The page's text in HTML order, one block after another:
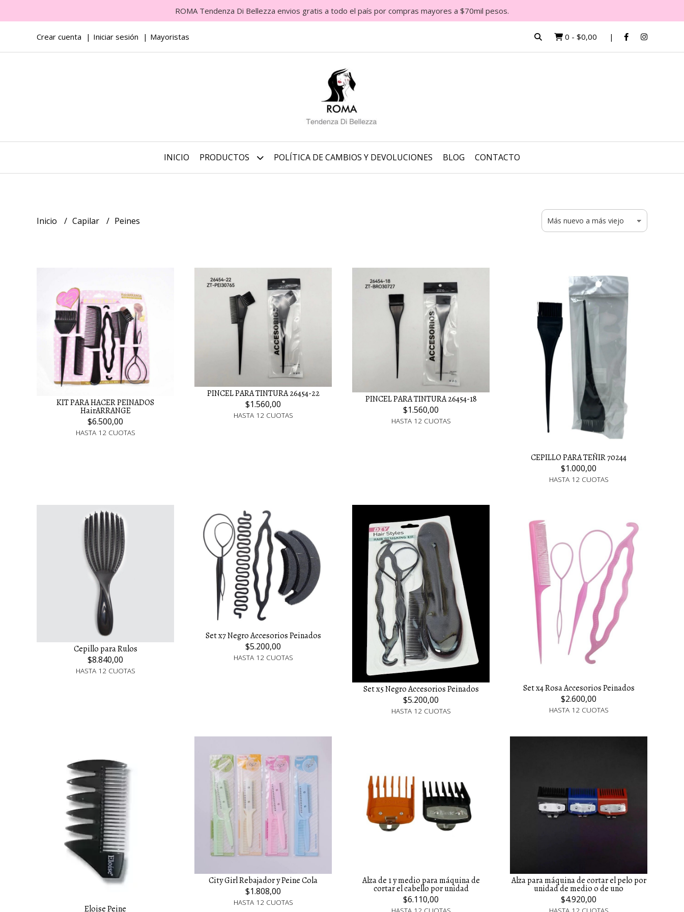
ROMA Tendenza Di Bellezza envios gratis a todo el país por compras mayores a $70mil pesos.
Crear cuenta Iniciar sesión Mayoristas 0 - $0,00
INICIO PRODUCTOS POLÍTICA DE CAMBIOS Y DEVOLUCIONES BLOG CONTACTO
Inicio Capilar Peines
KIT PARA HACER PEINADOS
HairARRANGE
$6.500,00
HASTA 12 CUOTAS
PINCEL PARA TINTURA 26454-22
$1.560,00
HASTA 12 CUOTAS
PINCEL PARA TINTURA 26454-18
$1.560,00
HASTA 12 CUOTAS
CEPILLO PARA TEÑIR 70244
$1.000,00
HASTA 12 CUOTAS
Cepillo para Rulos
$8.840,00
HASTA 12 CUOTAS
Set x7 Negro Accesorios Peinados
$5.200,00
HASTA 12 CUOTAS
Set x5 Negro Accesorios Peinados
$5.200,00
HASTA 12 CUOTAS
Set x4 Rosa Accesorios Peinados
$2.600,00
HASTA 12 CUOTAS
Eloise Peine
City Girl Rebajador y Peine Cola
$1.808,00
HASTA 12 CUOTAS
Alza de 1 y medio para máquina de
cortar el cabello por unidad
$6.110,00
Alza para máquina de cortar el pelo por
unidad de medio o de uno
$4.920,00